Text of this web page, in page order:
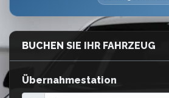
BUCHEN SIE IHR FAHRZEUG
Übernahmestation